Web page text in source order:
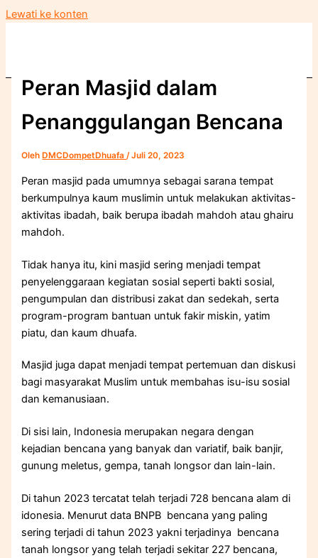
Lewati ke konten
Peran Masjid dalam
Penanggulangan Bencana
Oleh DMCDompetDhuafa/Juli 20, 2023
Peran masjid pada umumnya sebagai sarana tempat
berkumpulnya kaum muslimin untuk melakukan aktivitas-
aktivitas ibadah, baik berupa ibadah mahdoh atau ghairu
mahdoh.
Tidak hanya itu, kini masjid sering menjadi tempat
penyelenggaraan kegiatan sosial seperti bakti sosial,
pengumpulan dan distribusi zakat dan sedekah, serta
program-program bantuan untuk fakir miskin, yatim
piatu, dan kaum dhuafa.
Masjid juga dapat menjadi tempat pertemuan dan diskusi
bagi masyarakat Muslim untuk membahas isu-isu sosial
dan kemanusiaan.
Di sisi lain, Indonesia merupakan negara dengan
kejadian bencana yang banyak dan variatif, baik banjir,
gunung meletus, gempa, tanah longsor dan lain-lain.
Di tahun 2023 tercatat telah terjadi 728 bencana alam di
idonesia. Menurut data BNPB bencana yang paling
sering terjadi di tahun 2023 yakni terjadinya bencana
tanah longsor yang telah terjadi sekitar 227 bencana,